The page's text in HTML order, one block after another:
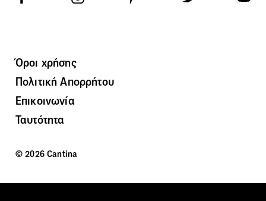
Όροι χρήσης
Πολιτική Απορρήτου
Επικοινωνία
Ταυτότητα
© 2026 Cantina